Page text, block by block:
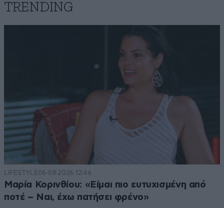
TRENDING
LIFESTYLE06·08·2026 12:46
Μαρία Κορινθίου: «Είμαι πιο ευτυχισμένη από
ποτέ – Ναι, έχω πατήσει φρένο»